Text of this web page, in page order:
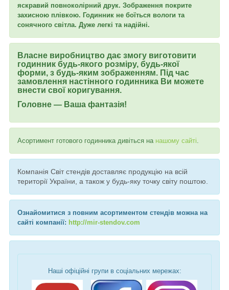
яскравий повноколірний друк. Зображення покрите
захисною плівкою. Годинник не боїться вологи та
сонячного світла. Дуже легкі та надійні.
Власне виробництво дає змогу виготовити
годинник будь-якого розміру, будь-якої
форми, з будь-яким зображенням. Під час
замовлення настінного годинника Ви можете
внести свої коригування.
Головне — Ваша фантазія!
Асортимент готового годинника дивіться на нашому сайті
Компанія Світ стендів доставляє продукцію на всій
території України, а також у будь-яку точку світу поштою.
Ознайомитися з повним асортиментом стендів можна на
сайті компанії: http://mir-stendov.com
Наші офіційні групи в соціальних мережах: